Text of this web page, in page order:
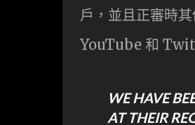
戶，並且正審時
YouTube 和
WE HAVE
AT THEIR